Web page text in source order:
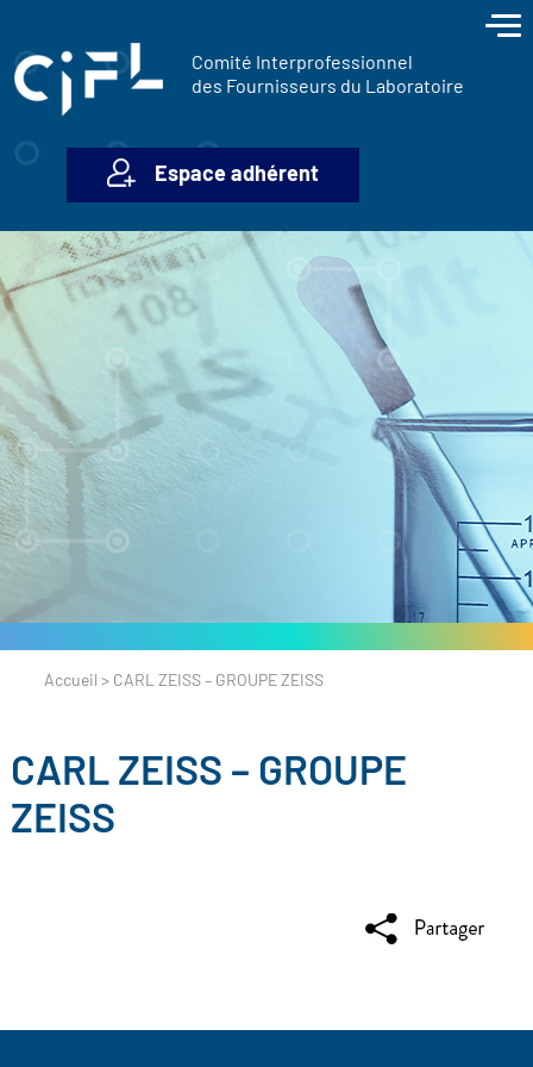
Comité Interprofessionnel
des Fournisseurs du Laboratoire
Espace adhérent
Accueil > CARL ZEISS – GROUPE ZEISS
CARL ZEISS – GROUPE
ZEISS